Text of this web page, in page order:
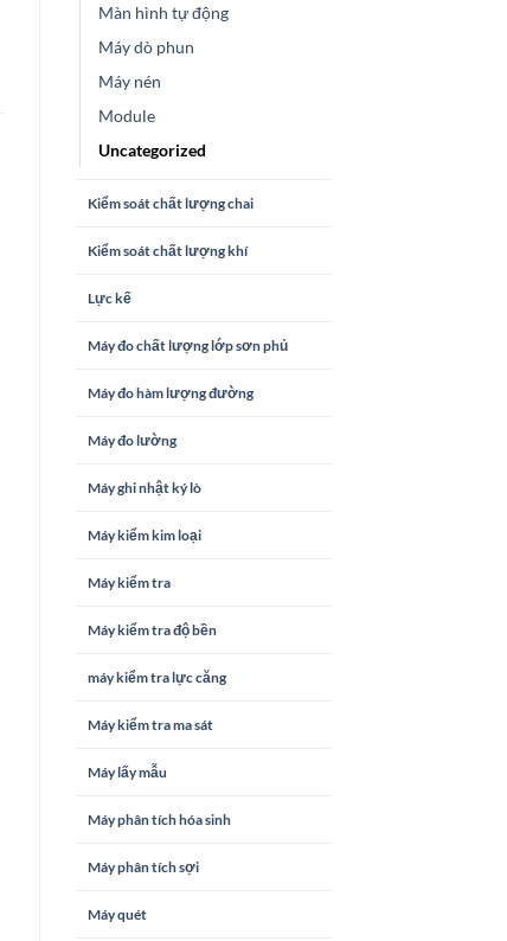
Màn hình tự động
Máy dò phun
Máy nén
Module
Uncategorized
Kiểm soát chất lượng chai
Kiểm soát chất lượng khí
Lực kế
Máy đo chất lượng lớp sơn phủ
Máy đo hàm lượng đường
Máy đo lường
Máy ghi nhật ký lò
Máy kiểm kim loại
Máy kiểm tra
Máy kiểm tra độ bền
máy kiểm tra lực căng
Máy kiểm tra ma sát
Máy lấy mẫu
Máy phân tích hóa sinh
Máy phân tích sợi
Máy quét